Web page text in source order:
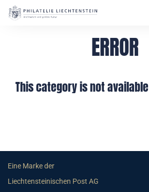
ERROR
This category is not available
Eine Marke der
Liechtensteinischen Post AG